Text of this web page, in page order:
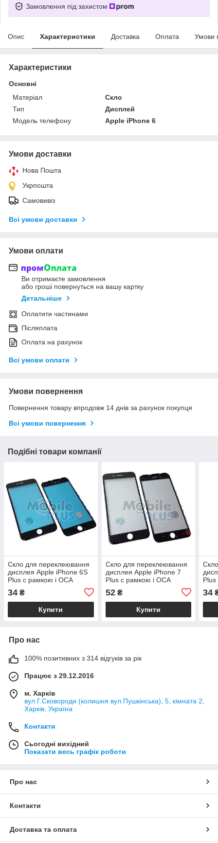
Замовлення під захистом
Опис Характеристики Доставка Оплата Умови
Характеристики
Основні
Матеріал
Скло
Тип
Дисплей
Модель телефону
Apple iPhone 6
Умови доставки
Нова Пошта
Укрпошта
Самовивіз
Всі умови доставки
Умови оплати
Ви отримаєте замовлення
або гроші повернуться на вашу картку
Детальніше
Оплатити частинами
Післяплата
Оплата на рахунок
Всі умови оплати
Умови повернення
Повернення товару впродовж 14 днів за рахунок покупця
Всі умови повернення
Подібні товари компанії
Скло для переклеювання
дисплея Apple iPhone 6S
Plus c рамкою і OCA
34 ₴
Купити
Скло для переклеювання
дисплея Apple iPhone 7
Plus c рамкою і OCA
52₴
Купити
Plus
34
Про нас
100% позитивних з 314 відгуків за рік
Працює з 29.12.2016
м. Харків
вул.Г.Сковороди (колишня вул.Пушкінська), 5, кімната 2,
Харків, Україна
Контакти
Сьогодні вихідний
Показати весь графік роботи
Про нас
Контакти
Доставка та оплата